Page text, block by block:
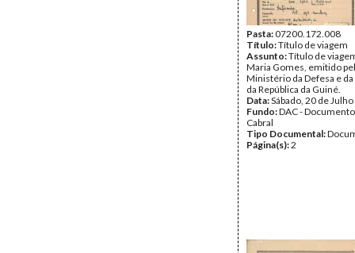
Pasta:07200.172.008
Título:Título de viagem
Assunto:Título de
Maria Gomes, emitido
Ministério da Defesa e da
da República da Guiné.
Data:Sábado, 20 de
Fundo:DAC -
Cabral
Tipo Documental:
Página(s):2